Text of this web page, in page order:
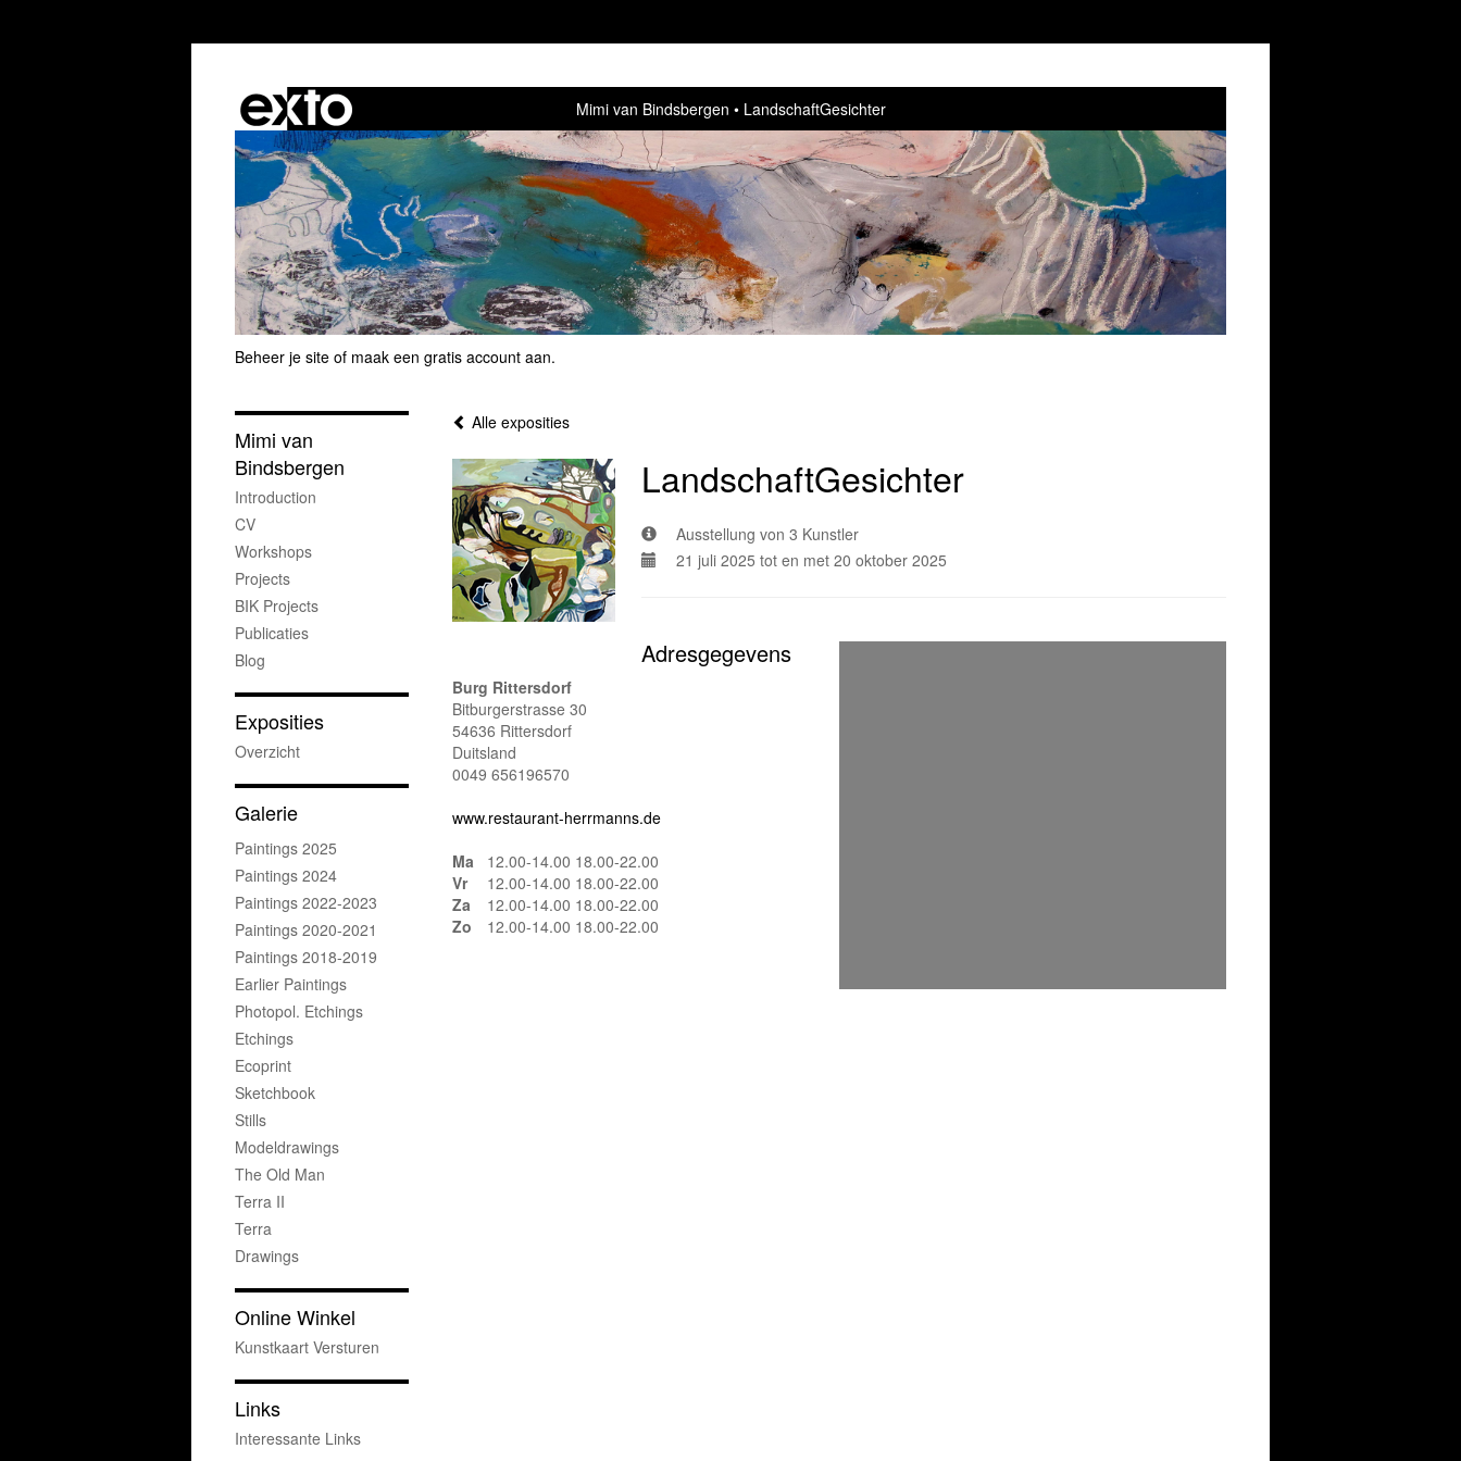
Mimi van Bindsbergen LandschaftGesichter
Beheer je site of maak een gratis account aan.
Alle exposities
LandschaftGesichter
Ausstellung von 3 Kunstler
21 juli 2025 tot en met 20 oktober 2025
Adresgegevens
Burg Rittersdorf
Bitburgerstrasse 30
54636 Rittersdorf
Duitsland
0049 656196570
www.restaurant-herrmanns.de
Ma
12.00-14.00 18.00-22.00
Vr
12.00-14.00 18.00-22.00
Za
12.00-14.00 18.00-22.00
Zo
12.00-14.00 18.00-22.00
Mimi van
Bindsbergen
Introduction
CV
Workshops
Projects
BIK Projects
Publicaties
Blog
Exposities
Overzicht
Galerie
Paintings 2025
Paintings 2024
Paintings 2022-2023
Paintings 2020-2021
Paintings 2018-2019
Earlier Paintings
Photopol. Etchings
Etchings
Ecoprint
Sketchbook
Stills
Modeldrawings
The Old Man
Terra II
Terra
Drawings
Online Winkel
Kunstkaart Versturen
Links
Interessante Links